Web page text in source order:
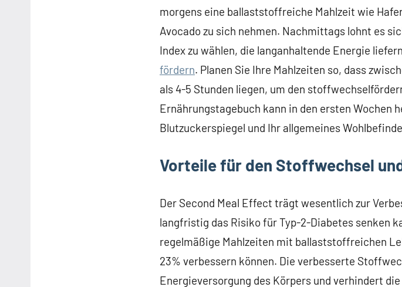
morgens eine ballaststoffreiche Mahlzeit wie
Avocado zu sich nehmen. Nachmittags lohnt es
Index zu wählen, die langanhaltende Energie
fördern. Planen Sie Ihre Mahlzeiten so, dass
als 4-5 Stunden liegen, um den
Ernährungstagebuch kann in den ersten Wochen
Blutzuckerspiegel und Ihr allgemeines
Vorteile für den Stoffwechsel
Der Second Meal Effect trägt wesentlich zur
langfristig das Risiko für Typ-2-Diabetes senken
regelmäßige Mahlzeiten mit ballaststoffreichen
23% verbessern können. Die verbesserte
Energieversorgung des Körpers und verhindert